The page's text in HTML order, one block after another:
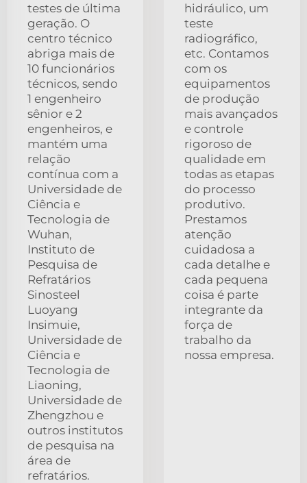
testes de última
geração. O
centro técnico
abriga mais de
10 funcionários
técnicos, sendo
1 engenheiro
sênior e 2
engenheiros, e
mantém uma
relação
contínua com a
Universidade de
Ciência e
Tecnologia de
Wuhan,
Instituto de
Pesquisa de
Refratários
Sinosteel
Luoyang
Insimuie,
Universidade de
Ciência e
Tecnologia de
Liaoning,
Universidade de
Zhengzhou e
outros institutos
de pesquisa na
área de
refratários.
hidráulico, um
teste
radiográfico,
etc. Contamos
com os
equipamentos
de produção
mais avançados
e controle
rigoroso de
qualidade em
todas as etapas
do processo
produtivo.
Prestamos
atenção
cuidadosa a
cada detalhe e
cada pequena
coisa é parte
integrante da
força de
trabalho da
nossa empresa.